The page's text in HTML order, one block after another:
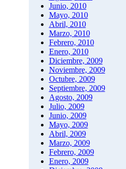
Junio, 2010
Mayo, 2010
Abril, 2010
Marzo, 2010
Febrero, 2010
Enero, 2010
Diciembre, 2009
Noviembre, 2009
Octubre, 2009
Septiembre, 2009
Agosto, 2009
Julio, 2009
Junio, 2009
Mayo, 2009
Abril, 2009
Marzo, 2009
Febrero, 2009
Enero, 2009